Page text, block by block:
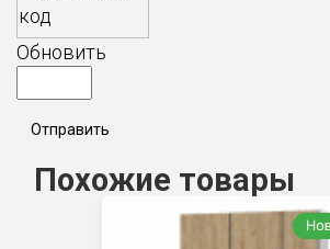
Обновить
Отправить
Похожие товары